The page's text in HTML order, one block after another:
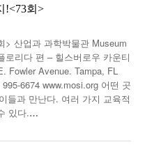
!<73회>
> 산업과 과학박물관 Museum
리다 편 – 힐스버로우 카운티
Fowler Avenue. Tampa, FL
6674 www.mosi.org 어떤 곳
들과 만난다. 여러 가지 교육적
있다.…